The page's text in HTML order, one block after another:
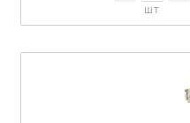
шт